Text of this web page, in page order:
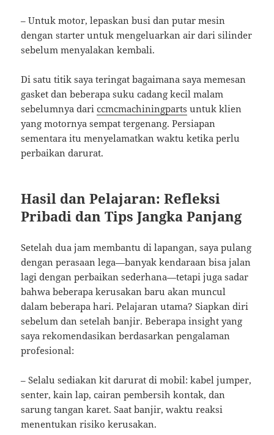
– Untuk motor, lepaskan busi dan putar mesin
dengan starter untuk mengeluarkan air dari silinder
sebelum menyalakan kembali.
Di satu titik saya teringat bagaimana saya memesan
gasket dan beberapa suku cadang kecil malam
sebelumnya dariccmcmachiningparts untuk klien
yang motornya sempat tergenang. Persiapan
sementara itu menyelamatkan waktu ketika perlu
perbaikan darurat.
Hasil dan Pelajaran: Refleksi
Pribadi dan Tips Jangka Panjang
Setelah dua jam membantu di lapangan, saya pulang
dengan perasaan lega—banyak kendaraan bisa jalan
lagi dengan perbaikan sederhana—tetapi juga sadar
bahwa beberapa kerusakan baru akan muncul
dalam beberapa hari. Pelajaran utama? Siapkan diri
sebelum dan setelah banjir. Beberapa insight yang
saya rekomendasikan berdasarkan pengalaman
profesional:
– Selalu sediakan kit darurat di mobil: kabel jumper,
senter, kain lap, cairan pembersih kontak, dan
sarung tangan karet. Saat banjir, waktu reaksi
menentukan risiko kerusakan.